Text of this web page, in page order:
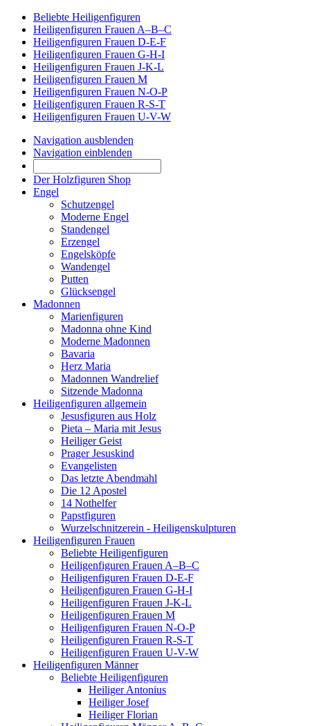
Beliebte Heiligenfiguren
Heiligenfiguren Frauen A–B–C
Heiligenfiguren Frauen D-E-F
Heiligenfiguren Frauen G-H-I
Heiligenfiguren Frauen J-K-L
Heiligenfiguren Frauen M
Heiligenfiguren Frauen N-O-P
Heiligenfiguren Frauen R-S-T
Heiligenfiguren Frauen U-V-W
Navigation ausblenden
Navigation einblenden
Der Holzfiguren Shop
Engel
Schutzengel
Moderne Engel
Standengel
Erzengel
Engelsköpfe
Wandengel
Putten
Glücksengel
Madonnen
Marienfiguren
Madonna ohne Kind
Moderne Madonnen
Bavaria
Herz Maria
Madonnen Wandrelief
Sitzende Madonna
Heiligenfiguren allgemein
Jesusfiguren aus Holz
Pieta – Maria mit Jesus
Heiliger Geist
Prager Jesuskind
Evangelisten
Das letzte Abendmahl
Die 12 Apostel
14 Nothelfer
Papstfiguren
Wurzelschnitzerein - Heiligenskulpturen
Heiligenfiguren Frauen
Beliebte Heiligenfiguren
Heiligenfiguren Frauen A–B–C
Heiligenfiguren Frauen D-E-F
Heiligenfiguren Frauen G-H-I
Heiligenfiguren Frauen J-K-L
Heiligenfiguren Frauen M
Heiligenfiguren Frauen N-O-P
Heiligenfiguren Frauen R-S-T
Heiligenfiguren Frauen U-V-W
Heiligenfiguren Männer
Beliebte Heiligenfiguren
Heiliger Antonius
Heiliger Josef
Heiliger Florian